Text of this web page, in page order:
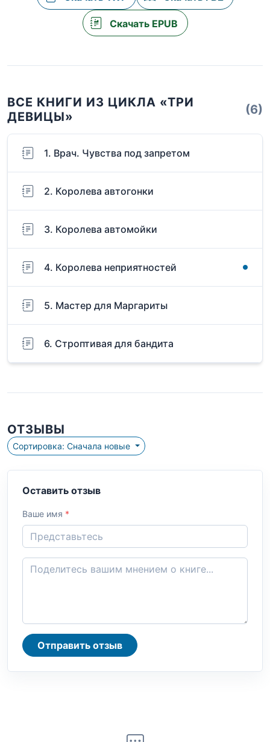
Скачать EPUB
ВСЕ КНИГИ ИЗ ЦИКЛА «ТРИ
ДЕВИЦЫ»
(6)
1. Врач. Чувства под запретом
2. Королева автогонки
3. Королева автомойки
4. Королева неприятностей
5. Мастер для Маргариты
6. Строптивая для бандита
ОТЗЫВЫ
Сортировка: Сначала новые
Оставить отзыв
Ваше имя *
Отправить отзыв